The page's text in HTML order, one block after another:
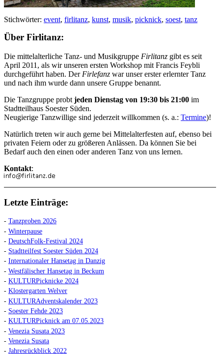
Stichwörter: event, firlitanz, kunst, musik, picknick, soest, tanz
Über Firlitanz:
Die mittelalterliche Tanz- und Musikgruppe Firlitanz gibt es seit
April 2011, als wir unseren ersten Workshop mit Francis Feybli
durchgeführt haben. Der Firlefanz war unser erster erlernter Tanz
und nach ihm wurde dann unsere Gruppe benannt.
Die Tanzgruppe probt jeden Dienstag von 19:30 bis 21:00 im
Stadtteilhaus Soester Süden.
Neugierige Tanzwillige sind jederzeit willkommen (s. a.: Termine)!
Natürlich treten wir auch gerne bei Mittelalterfesten auf, ebenso bei
privaten Feiern oder zu größeren Anlässen. Da können Sie bei
Bedarf auch den einen oder anderen Tanz von uns lernen.
Kontakt:
Letzte Einträge:
- Tanzproben 2026
- Winterpause
- DeutschFolk-Festival 2024
- Stadtteilfest Soester Süden 2024
- Internationaler Hansetag in Danzig
- Westfälischer Hansetag in Beckum
- KULTURPicknicke 2024
- Klostergarten Welver
- KULTURAdventskalender 2023
- Soester Fehde 2023
- KULTURPicknick am 07.05.2023
- Venezia Susata 2023
- Venezia Susata
- Jahresrückblick 2022